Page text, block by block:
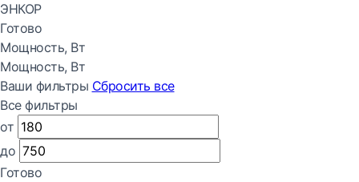
ЭНКОР
Готово
Мощность, Вт
Мощность, Вт
Ваши фильтры Сбросить все
Все фильтры
от
до
Готово